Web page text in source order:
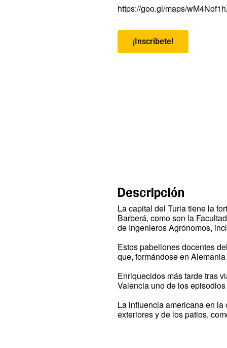
https://goo.gl/maps/
¡Inscríbete!
Descripción
La capital del Turia tiene la
Barberá, como son la
de Ingenieros Agrónomos,
Estos pabellones docentes
que, formándose en
Enriquecidos más tarde tras
Valencia uno de los
La influencia americana en
exteriores y de los patios,